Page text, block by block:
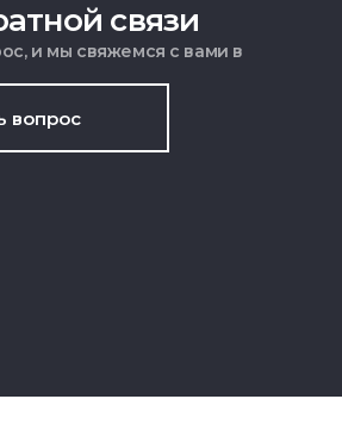
связи
и мы свяжемся с вами в
вопрос